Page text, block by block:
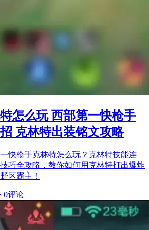
怎么玩 西部第一快枪手
克林特出装铭文攻略
快枪手克林特怎么玩？克林特技能连
巧全攻略，教你如何用克林特打出爆炸
区霸主！
· 0评论